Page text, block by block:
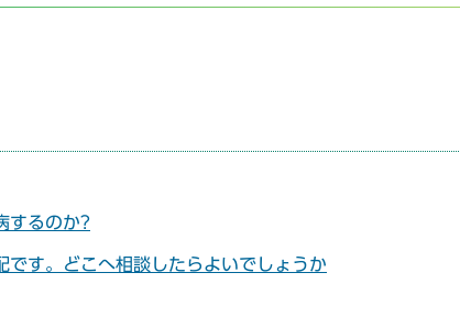
するのか?
す。どこへ相談したらよいでしょうか